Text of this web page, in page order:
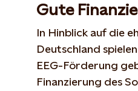
Gute
In Hinblick auf die
Deutschland
EEG-Förderung
Finanzierung des